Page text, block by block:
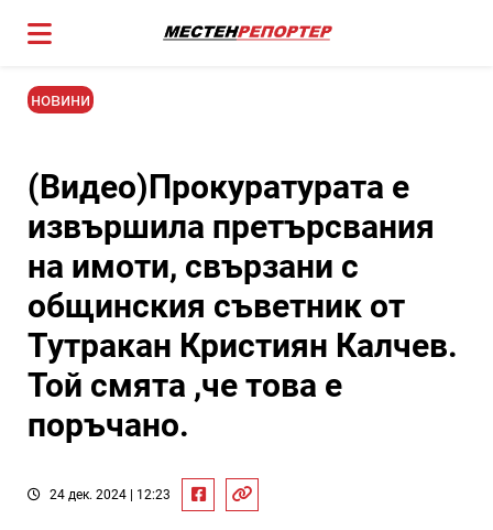
новини
(Видео)Прокуратурата е
извършила претърсвания
на имоти, свързани с
общинския съветник от
Тутракан Кристиян Калчев.
Той смята ,че това е
поръчано.
24 дек. 2024 | 12:23